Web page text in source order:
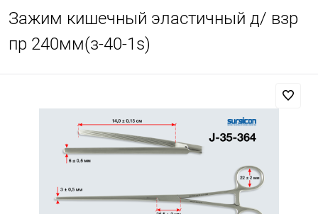
Зажим кишечный эластичный д/ взр
пр 240мм(з-40-1s)